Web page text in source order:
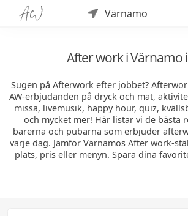
Värnamo
After work i Värnamo
Sugen på Afterwork efter jobbet?
AW-erbjudanden på dryck och mat,
missa, livemusik, happy hour, quiz,
och mycket mer! Här listar vi de bästa
barerna och pubarna som erbjuder
varje dag. Jämför Värnamos After work-
plats, pris eller menyn. Spara dina